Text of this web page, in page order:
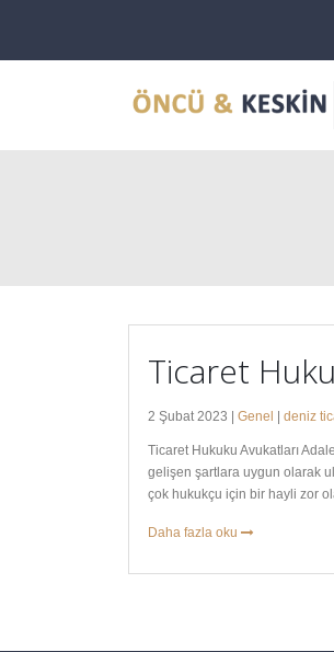
Ticaret
2 Şubat 2023 | Genel | deniz
Ticaret Hukuku Avukatları
gelişen şartlara uygun olarak
çok hukukçu için bir hayli zor
Daha fazla oku